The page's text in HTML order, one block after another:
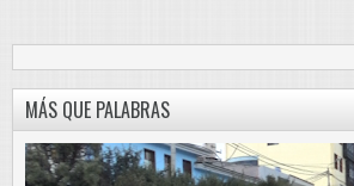
MÁS QUE PALABRAS